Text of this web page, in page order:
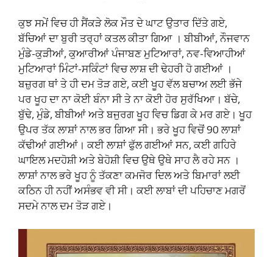
ਕੁਝ ਸਮੇਂ ਵਿਚ ਹੀ ਸੈਂਕੜੇ ਲੋਕ ਮੌਤ ਦੇ ਘਾਟ ਉਤਾਰ ਦਿੱਤੇ ਗਏ,
ਬੱਚਿਆਂ ਦਾ ਬੁਰੀ ਤਰ੍ਹਾਂ ਕਤਲ ਕੀਤਾ ਗਿਆ । ਬੀਬੀਆਂ, ਨੌਜਵਾਨ
ਮੁੰਡੇ-ਕੁੜੀਆਂ, ਕੁਆਰੀਆਂ ਪੰਜਾਬਣ ਮੁਟਿਆਰਾਂ, ਨਵ-ਵਿਆਹੀਆਂ
ਮੁਟਿਆਰਾਂ ਮਿੰਟਾਂ-ਸਕਿੰਟਾਂ ਵਿਚ ਲਾਸ਼ ਦੀ ਢੇਹਰੀ ਹੋ ਗਈਆਂ ।
ਬਜ਼ੁਰਗ ਥਾਂ ਤੇ ਹੀ ਦਮ ਤੋੜ ਗਏ, ਕਈ ਖੂਹ ਵੱਲ ਬਚਾਅ ਲਈ ਭੱਜੇ
ਪਰ ਖੂਹ ਦਾ ਨਾ ਕੋਈ ਬੰਨਾ ਸੀ ਤੇ ਨਾ ਕੋਈ ਹੋਰ ਸੁਰੱਖਿਆ। ਬੱਚੇ,
ਬੁੱਢੇ, ਮੁੰਡੇ, ਬੀਬੀਆਂ ਅਤੇ ਬਜੁਰਗ ਖੂਹ ਵਿਚ ਡਿਗ ਕੇ ਮਰ ਗਏ। ਖੂਹ
ਉਪਰ ਤੱਕ ਲਾਸ਼ਾਂ ਨਾਲ ਭਰ ਗਿਆ ਸੀ। ਭਰੇ ਖੂਹ ਵਿਚੋਂ 90 ਲਾਸ਼ਾਂ
ਕੱਢੀਆਂ ਗਈਆਂ। ਕਈ ਲਾਸ਼ਾਂ ਫੁੱਲ ਗਈਆਂ ਸਨ, ਕਈ ਗਹਿਰੇ
ਘਾਇਲ ਮਦਹੋਸ਼ੀ ਅਤੇ ਬੇਹੋਸ਼ੀ ਵਿਚ ਉਥੇ ਉਥੇ ਸਾਹ ਲੈ ਰਹੇ ਸਨ ।
ਲਾਸ਼ਾਂ ਨਾਲ ਭਰੇ ਖੂਹ ਨੂੰ ਤੱਕਣਾ ਕਮਜੋਰ ਦਿਲ ਅਤੇ ਬਿਮਾਰਾਂ ਲਈ
ਕਠਿਨ ਹੀ ਨਹੀਂ ਅਸੰਭਵ ਵੀ ਸੀ। ਕਈ ਲਾਬਾਂ ਦੀ ਪਹਿਚਾਣ ਮਗਰੋਂ
ਸਦਮੇ ਨਾਲ ਦਮ ਤੋੜ ਗਏ।